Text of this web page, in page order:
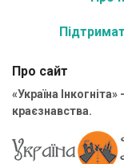
Про сайт
«Україна
краєзнавства.